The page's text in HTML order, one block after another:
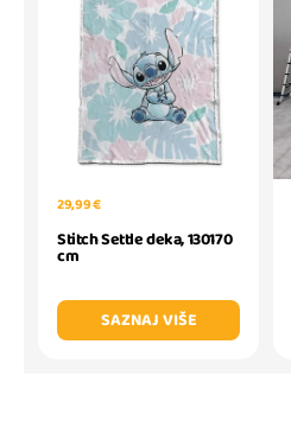
29,99 €
Stitch Settle deka, 130170
cm
SAZNAJ VIŠE